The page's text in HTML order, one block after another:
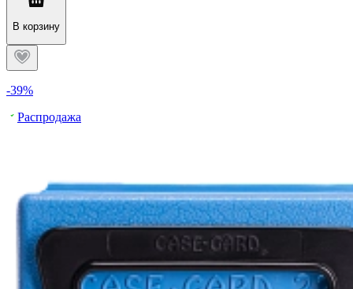
В корзину
-39%
Распродажа